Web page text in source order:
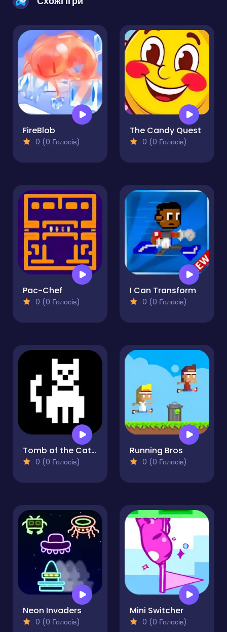
FireBlob
0 (0 Голосів)
The Candy Quest
0 (0 Голосів)
Pac-Chef
0 (0 Голосів)
I Can Transform
0 (0 Голосів)
Tomb of the Cat Color
0 (0 Голосів)
Running Bros
0 (0 Голосів)
Neon Invaders
0 (0 Голосів)
Mini Switcher
0 (0 Голосів)